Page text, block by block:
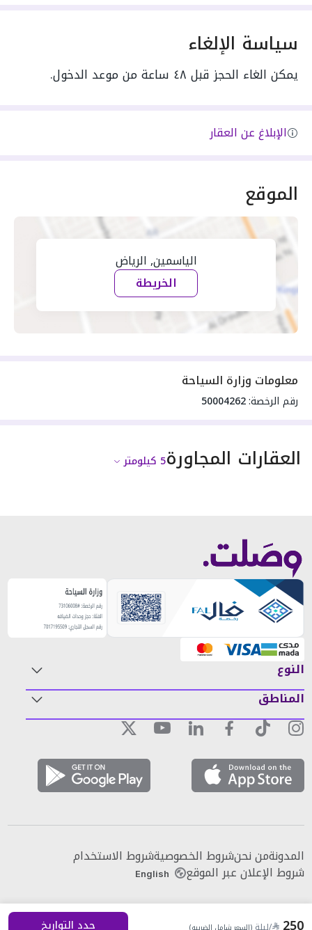
سياسة الإلغاء
يمكن الغاء الحجز قبل ٤٨ ساعة من موعد الدخول.
الإبلاغ عن العقار
الموقع
الياسمين, الرياض
الخريطة
معلومات وزارة السياحة
رقم الرخصة:50004262
العقارات المجاورة5 كيلومتر
النوع
المناطق
المدونةمن نحنشروط الخصوصيةشروط الاستخدام
شروط الإعلان عبر الموقع English
/ليلة (السعر شامل الضريبه) حدد التواريخ